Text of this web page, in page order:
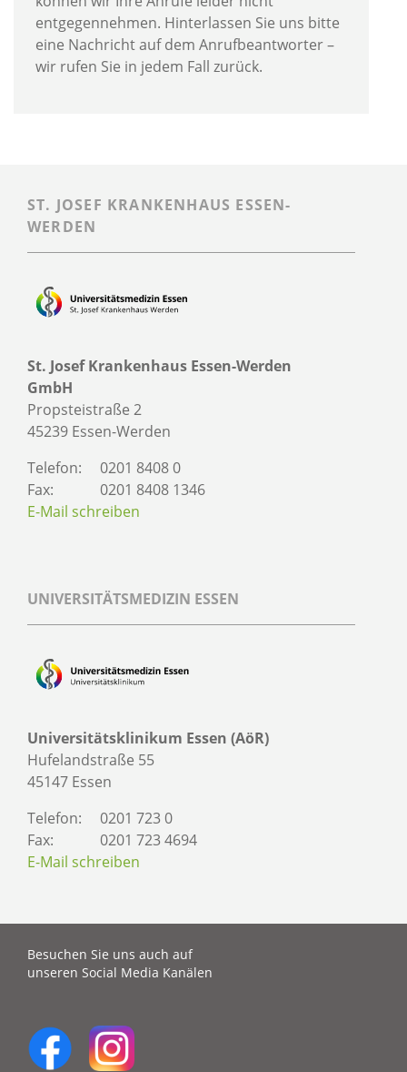
entgegennehmen. Hinterlassen Sie uns bitte
eine Nachricht auf dem Anrufbeantworter –
wir rufen Sie in jedem Fall zurück.
ST. JOSEF KRANKENHAUS ESSEN-
WERDEN
St. Josef Krankenhaus Essen-Werden
GmbH
Propsteistraße 2
45239 Essen-Werden
Telefon:
0201 8408 0
Fax:
0201 8408 1346
E-Mail schreiben
UNIVERSITÄTSMEDIZIN ESSEN
Universitätsklinikum Essen (AöR)
Hufelandstraße 55
45147 Essen
Telefon:
0201 723 0
Fax:
0201 723 4694
E-Mail schreiben
Besuchen Sie uns auch auf
unseren Social Media Kanälen